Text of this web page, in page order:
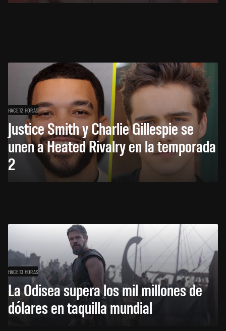
HACE 12 HORAS
Justice Smith y Charlie Gillespie se
unen a Heated Rivalry en la temporada
2
HACE 13 HORAS
La Odisea supera los mil millones de
dólares en taquilla mundial